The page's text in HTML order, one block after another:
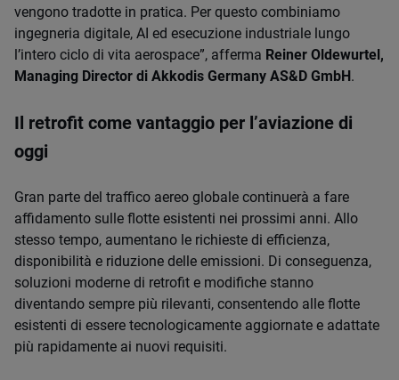
vengono tradotte in pratica. Per questo combiniamo
ingegneria digitale, AI ed esecuzione industriale lungo
l’intero ciclo di vita aerospace”, afferma Reiner Oldewurtel,
Managing Director di Akkodis Germany AS&D GmbH.
Il retrofit come vantaggio per l’aviazione di
oggi
Gran parte del traffico aereo globale continuerà a fare
affidamento sulle flotte esistenti nei prossimi anni. Allo
stesso tempo, aumentano le richieste di efficienza,
disponibilità e riduzione delle emissioni. Di conseguenza,
soluzioni moderne di retrofit e modifiche stanno
diventando sempre più rilevanti, consentendo alle flotte
esistenti di essere tecnologicamente aggiornate e adattate
più rapidamente ai nuovi requisiti.